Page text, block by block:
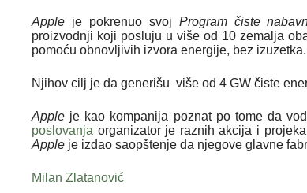
Apple je pokrenuo svoj Program čiste
proizvodnji koji posluju u više od 10 zemalja
pomoću obnovljivih izvora energije, bez izuzetka.
Njihov cilj je da generišu više od 4 GW čiste
Apple je kao kompanija poznat po tome da
poslovanja organizator je raznih akcija i
Apple je izdao saopštenje da njegove glavne
Milan Zlatanović